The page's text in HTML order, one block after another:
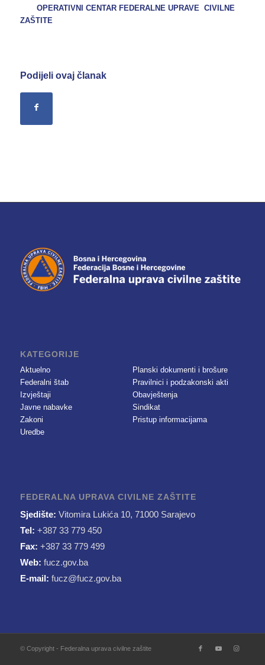
OPERATIVNI CENTAR FEDERALNE UPRAVE CIVILNE
ZAŠTITE
Podijeli ovaj članak
KATEGORIJE
Aktuelno
Federalni štab
Izvještaji
Javne nabavke
Zakoni
Uredbe
Planski dokumenti i brošure
Pravilnici i podzakonski akti
Obavještenja
Sindikat
Pristup informacijama
FEDERALNA UPRAVA CIVILNE ZAŠTITE
Sjedište: Vitomira Lukića 10, 71000 Sarajevo
Tel: +387 33 779 450
Fax: +387 33 779 499
Web: fucz.gov.ba
E-mail: fucz@fucz.gov.ba
© Copyright - Federalna uprava civilne zaštite